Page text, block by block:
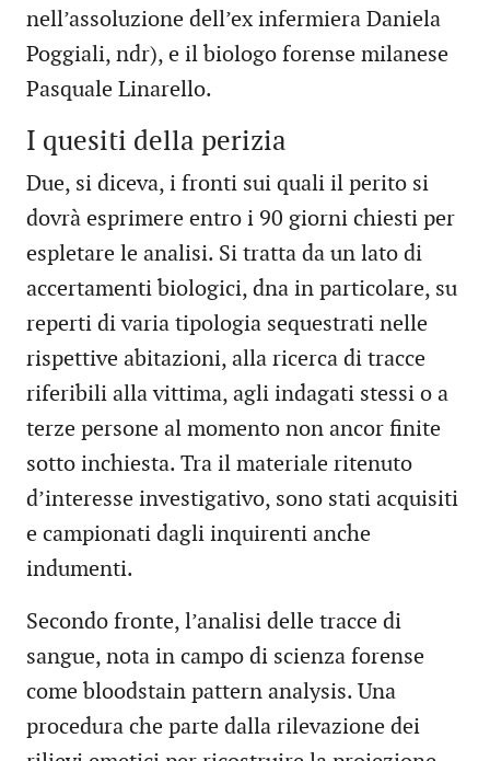
nell’assoluzione dell’ex infermiera Daniela
Poggiali, ndr), e il biologo forense milanese
Pasquale Linarello.
I quesiti della perizia
Due, si diceva, i fronti sui quali il perito si
dovrà esprimere entro i 90 giorni chiesti per
espletare le analisi. Si tratta da un lato di
accertamenti biologici, dna in particolare, su
reperti di varia tipologia sequestrati nelle
rispettive abitazioni, alla ricerca di tracce
riferibili alla vittima, agli indagati stessi o a
terze persone al momento non ancor finite
sotto inchiesta. Tra il materiale ritenuto
d’interesse investigativo, sono stati acquisiti
e campionati dagli inquirenti anche
indumenti.
Secondo fronte, l’analisi delle tracce di
sangue, nota in campo di scienza forense
come bloodstain pattern analysis. Una
procedura che parte dalla rilevazione dei